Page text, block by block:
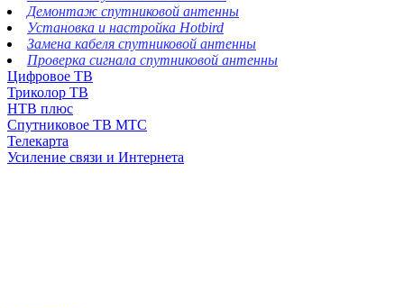
Демонтаж спутниковой антенны
Установка и настройка Hotbird
Замена кабеля спутниковой антенны
Проверка сигнала спутниковой антенны
Цифровое ТВ
Триколор ТВ
НТВ плюс
Спутниковое ТВ МТС
Телекарта
Усиление связи и Интернета